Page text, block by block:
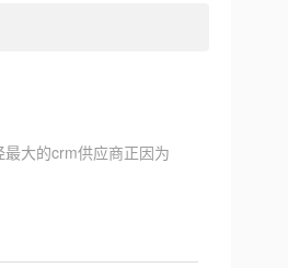
大的crm供应商正因为